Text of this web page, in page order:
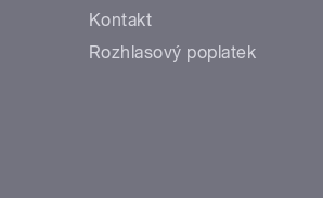
Kontakt
Rozhlasový poplatek